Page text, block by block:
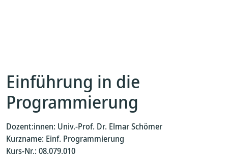
Einführung in die
Programmierung
Dozent:innen: Univ.-Prof. Dr. Elmar Schömer
Kurzname: Einf. Programmierung
Kurs-Nr.: 08.079.010